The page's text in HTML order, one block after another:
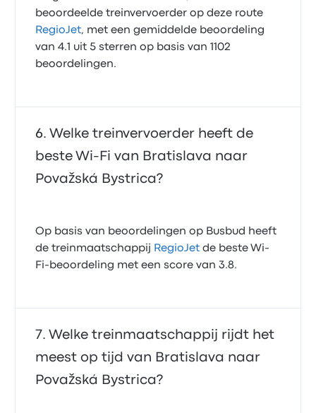
beoordeelde treinvervoerder op deze route
RegioJet, met een gemiddelde beoordeling
van 4.1 uit 5 sterren op basis van 1102
beoordelingen.
Welke treinvervoerder heeft de
beste Wi‑Fi van Bratislava naar
Považská Bystrica?
Op basis van beoordelingen op Busbud heeft
de treinmaatschappij RegioJet de beste Wi-
Fi-beoordeling met een score van 3.8.
Welke treinmaatschappij rijdt het
meest op tijd van Bratislava naar
Považská Bystrica?